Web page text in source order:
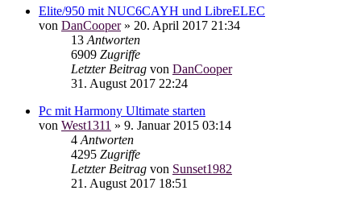
Elite/950 mit NUC6CAYH und LibreELEC
von DanCooper» 20. April 2017 21:34
13 Antworten
6909 Zugriffe
Letzter Beitrag von DanCooper
31. August 2017 22:24
Pc mit Harmony Ultimate starten
von West1311 » 9. Januar 2015 03:14
4 Antworten
4295 Zugriffe
Letzter Beitrag von Sunset1982
21. August 2017 18:51